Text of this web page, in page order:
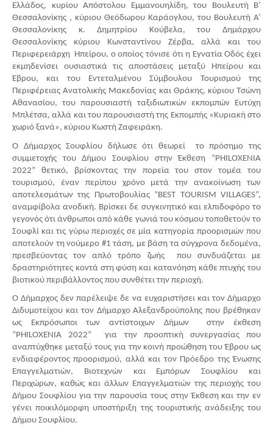
Ελλάδος, κυρίου Απόστολου Εμμανουηλίδη, του Βουλευτή Β’
Θεσσαλονίκης , κύριου Θεόδωρου Καράογλου, του Βουλευτή Α’
Θεσσαλονίκης κ. Δημητρίου Κούβελα, του Δημάρχου
Θεσσαλονίκης κύριου Κωνσταντίνου Ζέρβα, αλλά και του
Περιφερειάρχη  Ηπείρου, ο οποίος τόνισε ότι η Εγνατία Οδός έχει
εκμηδενίσει ουσιαστικά τις αποστάσεις μεταξύ Ηπείρου και
Έβρου, και του Εντεταλμένου Σύμβουλου Τουρισμού της
Περιφέρειας Ανατολικής Μακεδονίας και Θράκης, κύριου Τσώνη
Αθανασίου, του παρουσιαστή ταξιδιωτικών εκπομπών Ευτύχη
Μπλέτσα, αλλά και του παρουσιαστή της Εκπομπής «Κυριακή στο
χωριό ξανά», κύριου Κωστή Ζαφειράκη.
Ο Δήμαρχος Σουφλίου δήλωσε ότι θεωρεί  το πρόσημο της
συμμετοχής του Δήμου Σουφλίου στην Έκθεση “PHILOXENIA
2022” θετικό, βρίσκοντας την πορεία του στον τομέα του
τουρισμού, έναν περίπου χρόνο μετά την ανακοίνωση των
αποτελεσμάτων της Πρωτοβουλίας “ΒEST TOURISM VILLAGES”,
αναμφίβολα ανοδική. Βρίσκει δε συγκινητικό και ελπιδοφόρο το
γεγονός ότι άνθρωποι από κάθε γωνιά του κόσμου τοποθετούν το
Σουφλί και τις γύρω περιοχές σε μία κατηγορία προορισμών που
αποτελούν τη νούμερο #1 τάση, με βάση τα σύγχρονα δεδομένα,
πρεσβεύοντας τον απλό τρόπο ζωής  που συνδυάζεται με
δραστηριότητες κοντά στη φύση και κατανόηση κάθε πτυχής του
βιοτικού περιβάλλοντος που συνθέτει την περιοχή.
Ο Δήμαρχος δεν παρέλειψε δε να ευχαριστήσει και τον Δήμαρχο
Διδυμοτείχου και τον Δήμαρχο Αλεξανδρούπολης που βρέθηκαν
ως Εκπρόσωποι των αντίστοιχων Δήμων  στην έκθεση
“PHILOXENIA 2022”  για την προοπτική συνεργασίας που
αναπτύχθηκε μεταξύ τους για την κοινή προώθηση του Έβρου ως
ενδιαφέροντος προορισμού, αλλά και τον Πρόεδρο της Ένωσης
Επαγγελματιών, Βιοτεχνών και Εμπόρων Σουφλίου και
Περιχώρων, καθώς και άλλων Επαγγελματιών της περιοχής του
Δήμου Σουφλίου για την παρουσία τους στην Έκθεση και την εν
γένει ποικιλόμορφη υποστήριξη της τουριστικής ανάδειξης του
Δήμου Σουφλίου.